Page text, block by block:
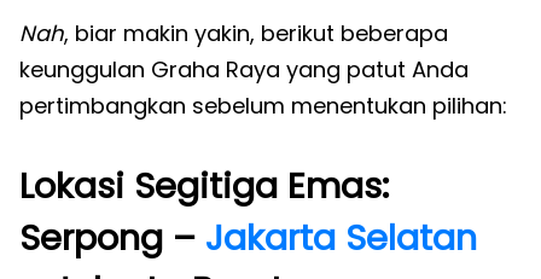
Nah, biar makin yakin, berikut beberapa
keunggulan Graha Raya yang patut Anda
pertimbangkan sebelum menentukan pilihan:
Lokasi Segitiga Emas:
Serpong – Jakarta Selatan